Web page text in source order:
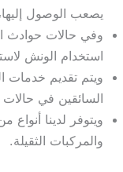
يصعب الوصول
وفي حالات حوادث
استخدام الونش
ويتم تقديم خدمات
السائقين في
ويتوفر لدينا
والمركبات الثقيلة.